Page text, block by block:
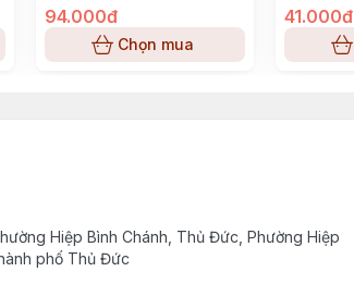
94.000đ
Chọn mua
41.000đ
Hiệp Bình Chánh, Thủ Đức, Phường Hiệp
phố Thủ Đức